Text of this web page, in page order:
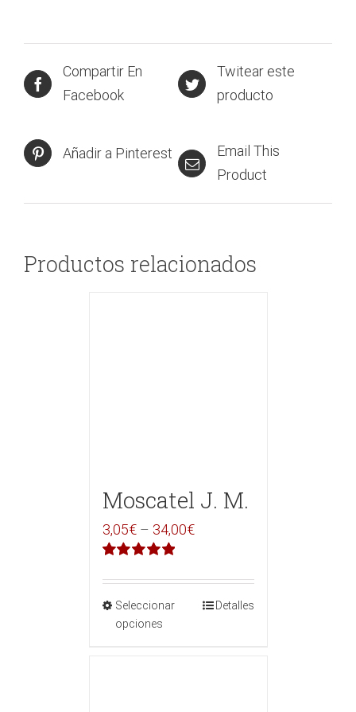
Compartir En
Facebook
Twitear este
producto
Añadir a Pinterest
Email This
Product
Productos relacionados
Moscatel J. M.
en5.00de 5
3,05€– 34,00€
Seleccionar
opciones
Detalles